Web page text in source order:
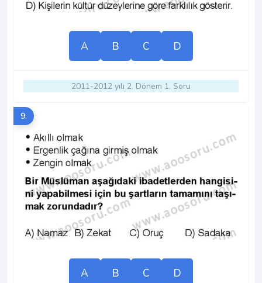
A B C D
2011-2012 yılı 2. Dönem 1. Soru
9.
A B C D